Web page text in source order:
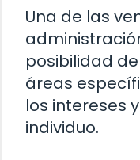
Una de las
posibilidad
áreas
los intereses
individuo.